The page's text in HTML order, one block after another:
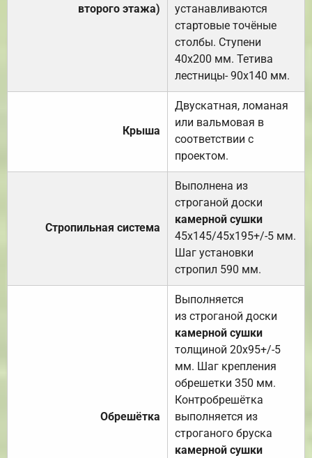
второго этажа)
устанавливаются
стартовые точёные
столбы. Ступени
40х200 мм. Тетива
лестницы- 90х140 мм.
Крыша
Двускатная, ломаная
или вальмовая в
соответствии с
проектом.
Стропильная система
Выполнена из
строганой доски
камерной сушки
45х145/45х195+/-5 мм.
Шаг установки
стропил 590 мм.
Обрешётка
Выполняется
из строганой доски
камерной сушки
толщиной 20х95+/-5
мм. Шаг крепления
обрешетки 350 мм.
Контробрешётка
выполняется из
строганого бруска
камерной сушки